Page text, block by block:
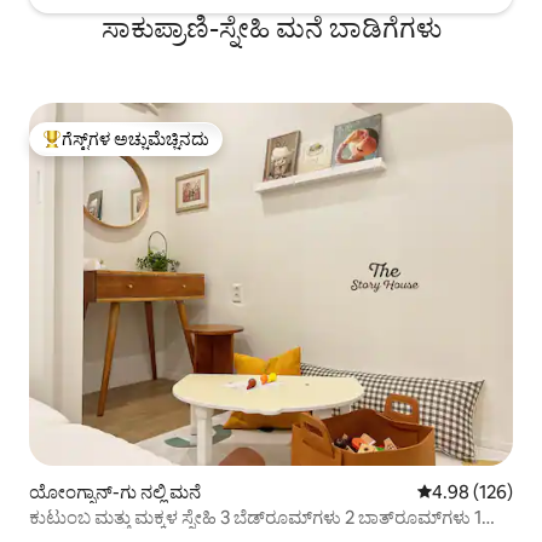
ಸಾಕುಪ್ರಾಣಿ-ಸ್ನೇಹಿ ಮನೆ ಬಾಡಿಗೆಗಳು
ಗೆಸ್ಟ್‌ಗಳಿಗೆ ಅತಿ ಹೆಚ್ಚು ಅಚ್ಚುಮೆಚ್ಚಿನದು
ಗೆಸ್ಟ್‌ಗಳ ಅಚ್ಚುಮೆಚ್ಚಿನದು
ಯೋಂಗ್ಸಾನ್-ಗು ನಲ್ಲಿ ಮನೆ 5 ರಲ್ಲಿ 4.98
4.98 (126)
ಕುಟುಂಬ ಮತ್ತು ಮಕ್ಕಳ ಸ್ನೇಹಿ 3 ಬೆಡ್‌ರೂಮ್‌ಗಳು 2 ಬಾತ್‌ರೂಮ್‌ಗಳು 1